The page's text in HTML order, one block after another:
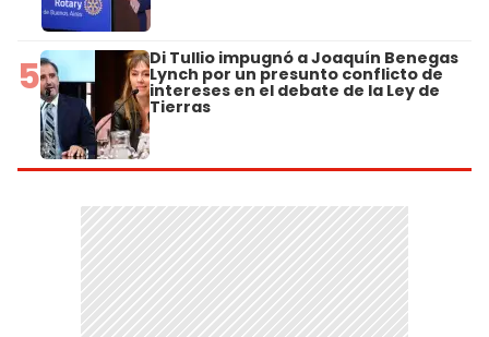
5 Di Tullio impugnó a Joaquín Benegas
Lynch por un presunto conflicto de
intereses en el debate de la Ley de
Tierras